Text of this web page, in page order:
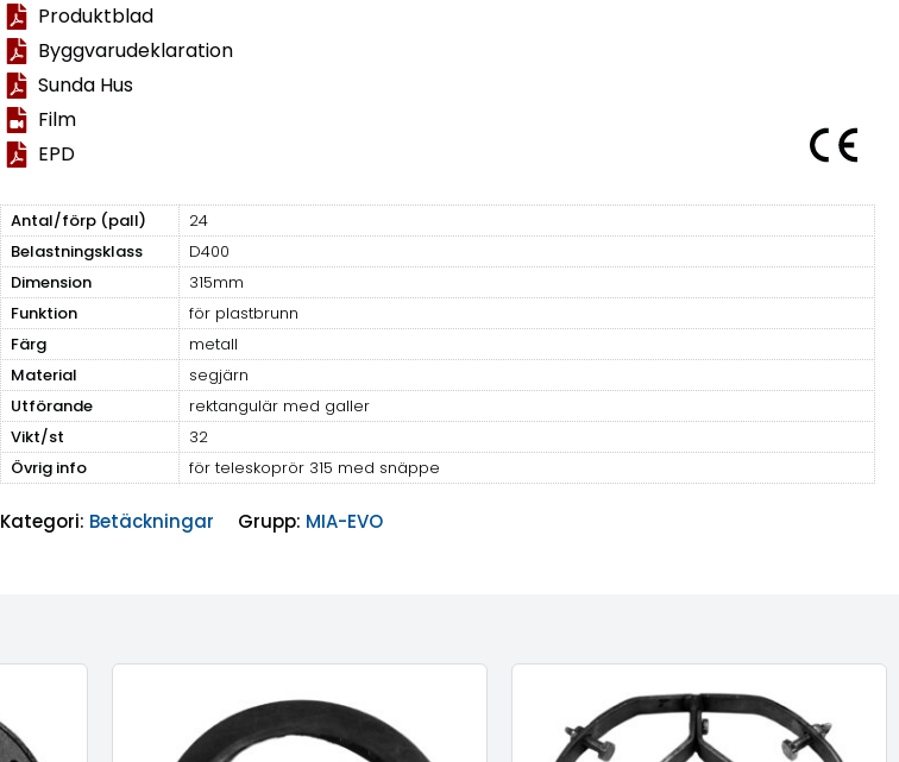
Produktblad
Byggvarudeklaration
Sunda Hus
Film
EPD
Antal/förp (pall)
24
Belastningsklass
D400
Dimension
315mm
Funktion
för plastbrunn
Färg
metall
Material
segjärn
Utförande
rektangulär med galler
Vikt/st
32
Övrig info
för teleskoprör 315 med snäppe
Kategori: Betäckningar Grupp: MIA-EVO